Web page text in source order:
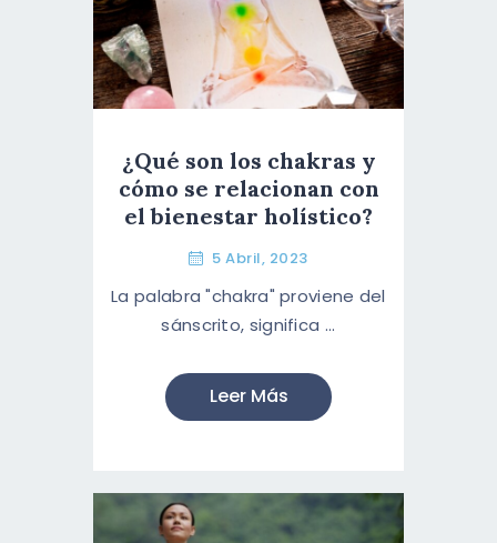
¿Qué son los chakras y
cómo se relacionan con
el bienestar holístico?
5 Abril, 2023
La palabra "chakra" proviene del
sánscrito, significa ...
Leer Más